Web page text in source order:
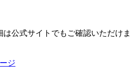
公式サイトでもご確認いただけま
ジ